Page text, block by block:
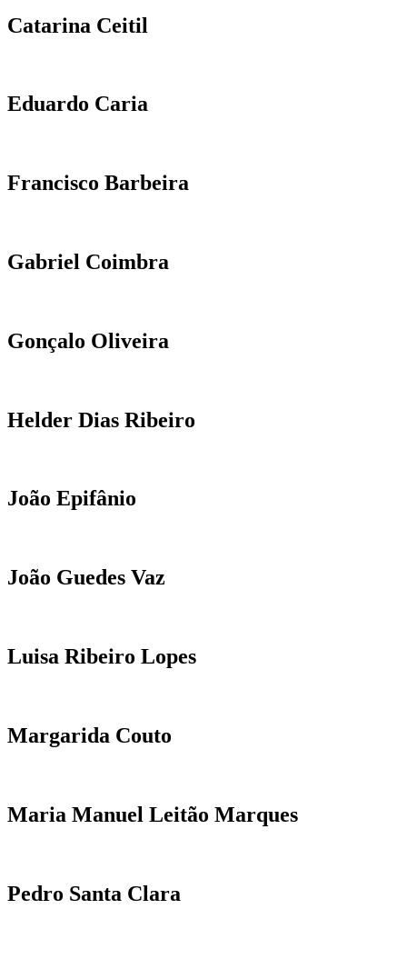
Catarina Ceitil
Eduardo Caria
Francisco Barbeira
Gabriel Coimbra
Gonçalo Oliveira
Helder Dias Ribeiro
João Epifânio
João Guedes Vaz
Luisa Ribeiro Lopes
Margarida Couto
Maria Manuel Leitão Marques
Pedro Santa Clara